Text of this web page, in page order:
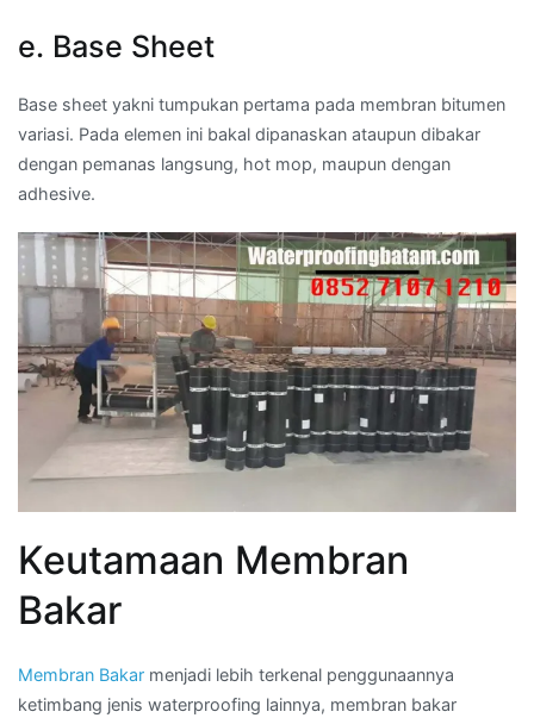
e. Base Sheet
Base sheet yakni tumpukan pertama pada membran bitumen
variasi. Pada elemen ini bakal dipanaskan ataupun dibakar
dengan pemanas langsung, hot mop, maupun dengan
adhesive.
Keutamaan Membran
Bakar
Membran Bakar menjadi lebih terkenal penggunaannya
ketimbang jenis waterproofing lainnya, membran bakar